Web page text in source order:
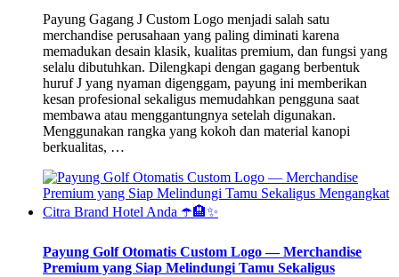
Payung Gagang J Custom Logo menjadi salah satu
merchandise perusahaan yang paling diminati karena
memadukan desain klasik, kualitas premium, dan fungsi yang
selalu dibutuhkan. Dilengkapi dengan gagang berbentuk
huruf J yang nyaman digenggam, payung ini memberikan
kesan profesional sekaligus memudahkan pengguna saat
membawa atau menggantungnya setelah digunakan.
Menggunakan rangka yang kokoh dan material kanopi
berkualitas, …
Payung Golf Otomatis Custom Logo — Merchandise
Premium yang Siap Melindungi Tamu Sekaligus